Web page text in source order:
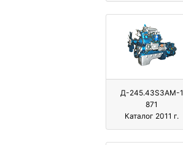
Д-245.43S3АМ-1
871
Каталог 2011 г.